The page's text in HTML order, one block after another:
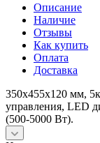
Описание
Наличие
Отзывы
Как купить
Оплата
Доставка
350x455x120 мм,
управления, LED
(500-5000 Вт).